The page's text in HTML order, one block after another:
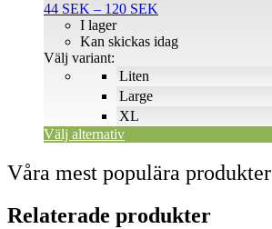
44 SEK – 120 SEK
till
Liten
Large
XL
I lager
Kan skickas idag
Välj variant:
Välj alternativ
varianter.
olika
alternativen
produktsidan
Våra mest populära produkter
Relaterade produkter